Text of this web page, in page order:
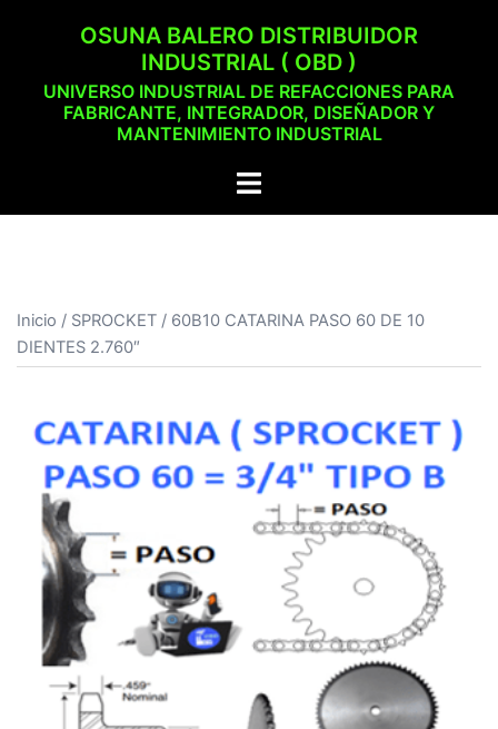
OSUNA BALERO DISTRIBUIDOR
INDUSTRIAL ( OBD )
UNIVERSO INDUSTRIAL DE REFACCIONES PARA
FABRICANTE, INTEGRADOR, DISEÑADOR Y
MANTENIMIENTO INDUSTRIAL
Alternar
Inicio / SPROCKET / 60B10 CATARINA PASO 60 DE 10
DIENTES 2.760″